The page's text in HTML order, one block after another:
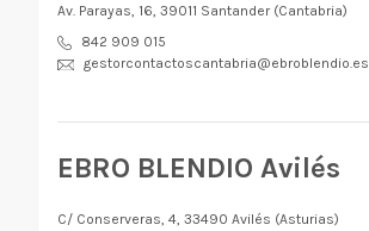
Av. Parayas, 16, 39011 Santander (Cantabria)
842 909 015
gestorcontactoscantabria@ebroblendio.es
EBRO BLENDIO Avilés
C/ Conserveras, 4, 33490 Avilés (Asturias)